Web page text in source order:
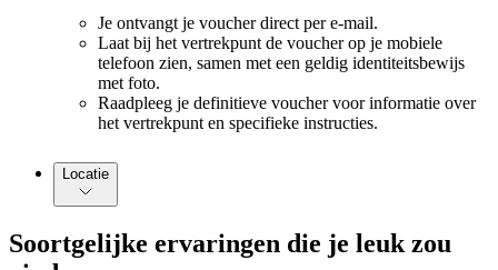
Je ontvangt je voucher direct per e-mail.
Laat bij het vertrekpunt de voucher op je mobiele
telefoon zien, samen met een geldig identiteitsbewijs
met foto.
Raadpleeg je definitieve voucher voor informatie over
het vertrekpunt en specifieke instructies.
Locatie
Soortgelijke ervaringen die je leuk zou